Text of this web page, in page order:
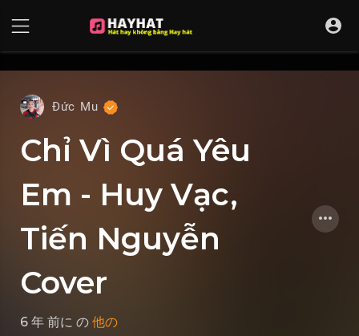
Đức Mu
Chỉ Vì Quá Yêu
Em - Huy Vạc,
Tiến Nguyễn
Cover
6 年 前に の 他の